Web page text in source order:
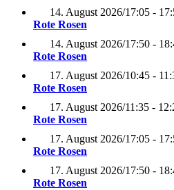
14. August 2026/17:05 -
Rote Rosen
14. August 2026/17:50 -
Rote Rosen
17. August 2026/10:45 -
Rote Rosen
17. August 2026/11:35 -
Rote Rosen
17. August 2026/17:05 -
Rote Rosen
17. August 2026/17:50 -
Rote Rosen